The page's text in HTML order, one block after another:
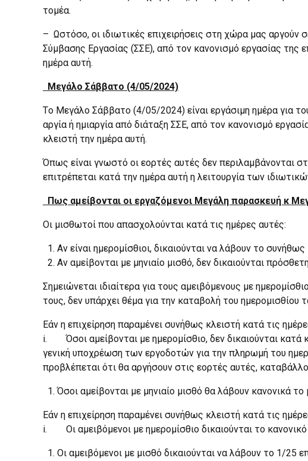
τομέα.
– Ωστόσο, οι ιδιωτικές επιχειρήσεις στη χώρα μας αργούν
Σύμβασης Εργασίας (ΣΣΕ), από τον κανονισμό εργασίας της
ημέρα αυτή.
Μεγάλο Σάββατο (4/05/2024)
Tο Μεγάλο Σάββατο (4/05/2024) είναι εργάσιμη ημέρα για
αργία ή ημιαργία από διάταξη ΣΣΕ, από τον κανονισμό
κλειστή την ημέρα αυτή.
Όπως είναι γνωστό οι εορτές αυτές δεν περιλαμβάνονται
επιτρέπεται κατά την ημέρα αυτή η λειτουργία των
Πως αμείβονται οι εργαζόμενοι Μεγάλη παρασκευή κ
Οι μισθωτοί που απασχολούνται κατά τις ημέρες αυτές:
Αν είναι ημερομίσθιοι, δικαιούνται να λάβουν το
Αν αμείβονται με μηνιαίο μισθό, δεν δικαιούνται
Σημειώνεται ιδιαίτερα για τους αμειβόμενους με
τους, δεν υπάρχει θέμα για την καταβολή του ημερομισθίου
Εάν η επιχείρηση παραμένει συνήθως κλειστή κατά τις
i. Όσοι αμείβονται με ημερομίσθιο, δεν δικαιούνται κατά
γενική υποχρέωση των εργοδοτών για την πληρωμή του
προβλέπεται ότι θα αργήσουν στις εορτές αυτές,
Όσοι αμείβονται με μηνιαίο μισθό θα λάβουν κανονικά
Εάν η επιχείρηση παραμένει συνήθως κλειστή κατά τις
i. Οι αμειβόμενοι με ημερομίσθιο δικαιούνται το κανονικό
Οι αμειβόμενοι με μισθό δικαιούνται να λάβουν το 1/25